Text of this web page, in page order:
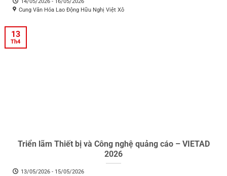
Cung Văn Hóa Lao Động Hữu Nghị Việt Xô
Triển lãm Thiết bị và Công nghệ quảng cáo – VIETAD
2026
13/05/2026 - 15/05/2026
13
Th4